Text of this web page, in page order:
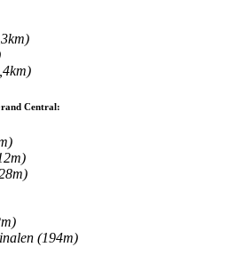
Central:
(194m)